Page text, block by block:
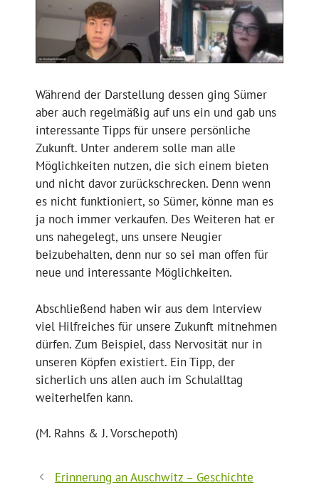
Während der Darstellung dessen ging Sümer
aber auch regelmäßig auf uns ein und gab uns
interessante Tipps für unsere persönliche
Zukunft. Unter anderem solle man alle
Möglichkeiten nutzen, die sich einem bieten
und nicht davor zurückschrecken. Denn wenn
es nicht funktioniert, so Sümer, könne man es
ja noch immer verkaufen. Des Weiteren hat er
uns nahegelegt, uns unsere Neugier
beizubehalten, denn nur so sei man offen für
neue und interessante Möglichkeiten.
Abschließend haben wir aus dem Interview
viel Hilfreiches für unsere Zukunft mitnehmen
dürfen. Zum Beispiel, dass Nervosität nur in
unseren Köpfen existiert. Ein Tipp, der
sicherlich uns allen auch im Schulalltag
weiterhelfen kann.
(M. Rahns & J. Vorschepoth)
Erinnerung an Auschwitz – Geschichte